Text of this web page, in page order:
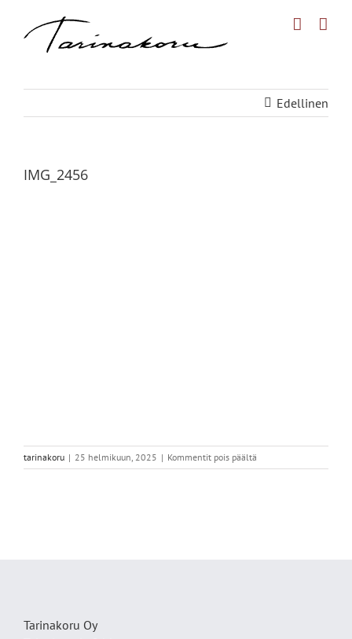
Edellinen
IMG_2456
tarinakoru | 25 helmikuun, 2025 | Kommentit pois päältä
IMG_2456
Tarinakoru Oy